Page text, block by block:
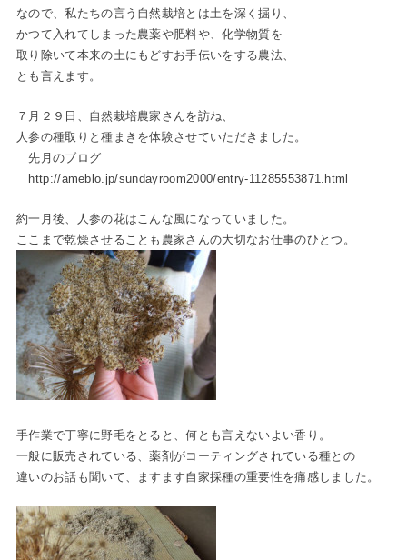
なので、私たちの言う自然栽培とは土を深く掘り、
かつて入れてしまった農薬や肥料や、化学物質を
取り除いて本来の土にもどすお手伝いをする農法、
とも言えます。
７月２９日、自然栽培農家さんを訪ね、
人参の種取りと種まきを体験させていただきました。
先月のブログ
http://ameblo.jp/sundayroom2000/entry-11285553871.html
約一月後、人参の花はこんな風になっていました。
ここまで乾燥させることも農家さんの大切なお仕事のひとつ。
手作業で丁寧に野毛をとると、何とも言えないよい香り。
一般に販売されている、薬剤がコーティングされている種との
違いのお話も聞いて、ますます自家採種の重要性を痛感しました。